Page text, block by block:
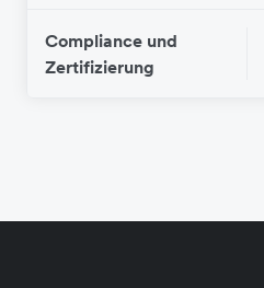
Compliance und
Zertifizierung